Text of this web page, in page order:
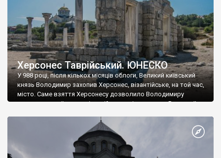
Херсонес Таврійський. ЮНЕСКО
У 988 році, після кількох місяців облоги, Великий київський
князь Володимир захопив Херсонес, візантійське, на той час,
місто. Саме взяття Херсонесу дозволило Володимиру
диктувати свої умови візантійському імператору Василю ІІ, та
Херсонесі Володимир-язичник, став Василем-християнином.
А потім було Хрещення Русі. На честь Херсонесу Таврійського